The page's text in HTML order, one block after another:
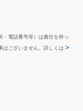
・電話番号等）は責任を持っ
はございません。詳しくは ＞